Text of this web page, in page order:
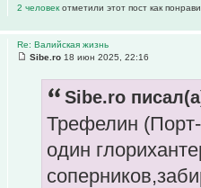
2 человекотметили этот пост как
Re: Валийская жизнь
Sibe.ro 18 июн 2025, 22:16
Sibe.ro
Трефелин
один